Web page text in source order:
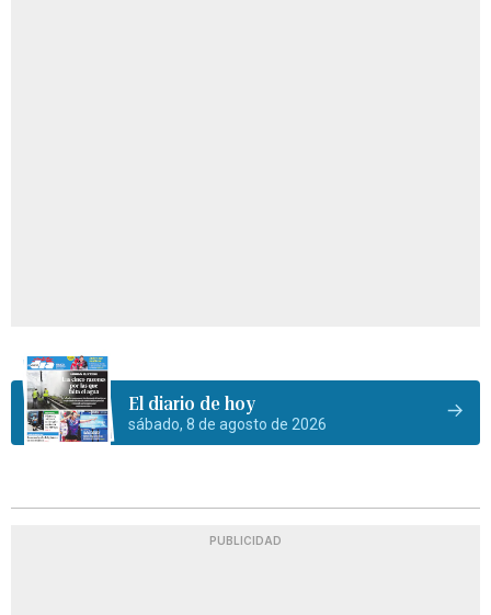
El diario de hoy
sábado, 8 de agosto de 2026
PUBLICIDAD